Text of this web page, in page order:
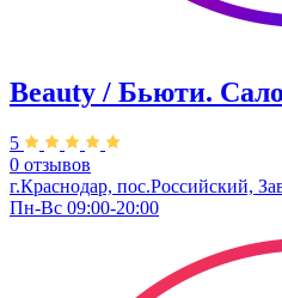
Beauty / Бьюти.
5
0 отзывов
г.Краснодар, пос.Российский,
Пн-Вс 09:00-20:00